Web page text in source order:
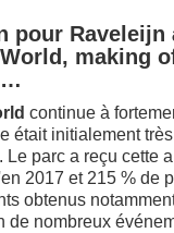
pour Raveleijn
making
…
continue à
était initialement
Le parc a reçu cette
2017 et 215 % de
obtenus
de nombreux